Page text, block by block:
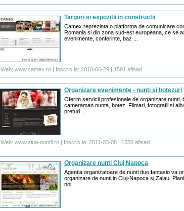
Targuri si expozitii in constructii
Camex reprezinta o platforma de comunicare
Romania si din zona sud-est europeana, ce se
evenimente, conferinte, baz ...
Web: www.camex.ro | Inscris la: 2010-06-29 | 1591 afisari
Organizare evenimente - nunti si botezuri
Oferim servicii profesionale de organizare
cameraman nunta, botez. Filmari, fotografii si
preturi ...
Web: www.ziua-nuntii.ro | Inscris la: 2011-03-08 | 1556 afisari
Organizare nunti Cluj Napoca
Agentia organizatoare de nunti duo fantasio va
organizare de nunti in Cluj-Napoca si Zalau.
noi. ...